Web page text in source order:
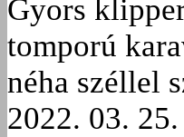
Gyors
tomporú
néha széllel
2022. 03. 25.